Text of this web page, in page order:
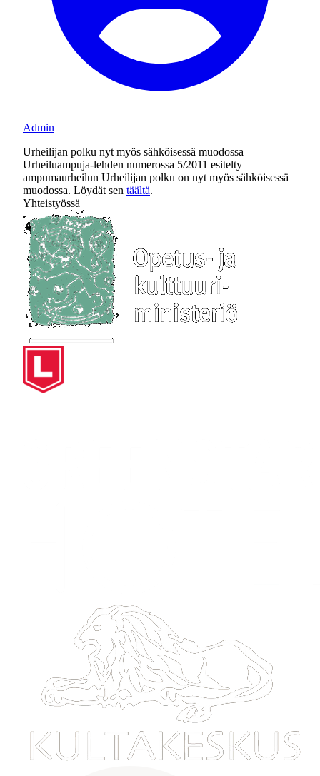
Admin
Urheilijan polku nyt myös sähköisessä muodossa
Urheiluampuja-lehden numerossa 5/2011 esitelty
ampumaurheilun Urheilijan polku on nyt myös sähköisessä
muodossa. Löydät sen täältä.
Yhteistyössä